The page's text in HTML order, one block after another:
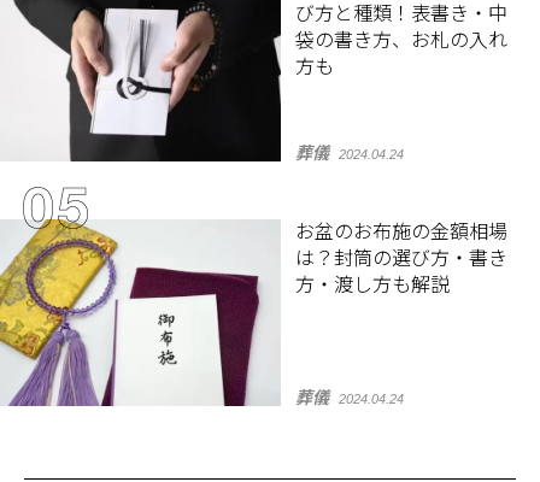
び方と種類！表書き・中
袋の書き方、お札の入れ
方も
葬儀 2024.04.24
お盆のお布施の金額相場
は？封筒の選び方・書き
方・渡し方も解説
葬儀 2024.04.24